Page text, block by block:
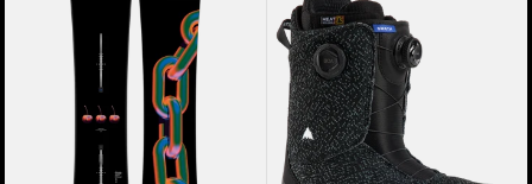
Snowboard
Cultivator
Boots
de
snowboard
Swath
BOA®
homme